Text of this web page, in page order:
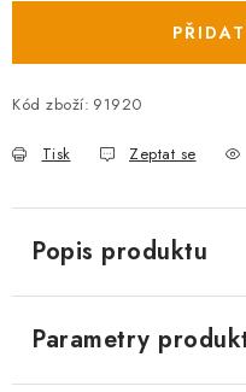
Kód zboží: 91920
Tisk Zeptat se
Popis produktu
Parametry